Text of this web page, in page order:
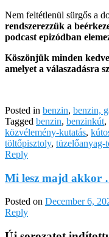
Nem feltétlenül sürgős a
rendszerezzük a
podcast epizódban
Köszönjük minden
amelyet a válaszadásra
Posted in benzin, benzin,
Tagged benzin, benzinkút,
közvélemény-kutatás,
töltőpisztoly, tüzelőanyag-
Reply
Mi lesz majd akkor
Posted on December 6,
Reply